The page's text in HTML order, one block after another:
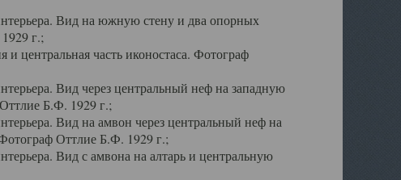
Вид на южную стену и два опорных
г.;
центральная часть иконостаса. Фотограф
Вид через центральный неф на западную
Б.Ф. 1929 г.;
Вид на амвон через центральный неф на
Оттлие Б.Ф. 1929 г.;
Вид с амвона на алтарь и центральную